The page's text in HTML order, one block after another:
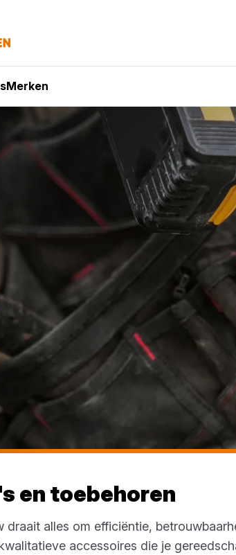
Merken
en toebehoren
draait alles om efficiëntie,
accessoires die je